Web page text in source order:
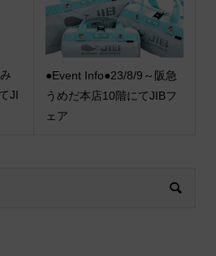
JI
●Event Info●23/8/9～阪急
うめだ本店10階にてJIBフ
ェア